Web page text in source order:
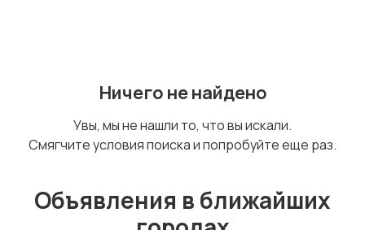
Ничего не найдено
Увы, мы не нашли то, что вы искали.
Смягчите условия поиска и попробуйте еще раз.
Объявления в ближайших